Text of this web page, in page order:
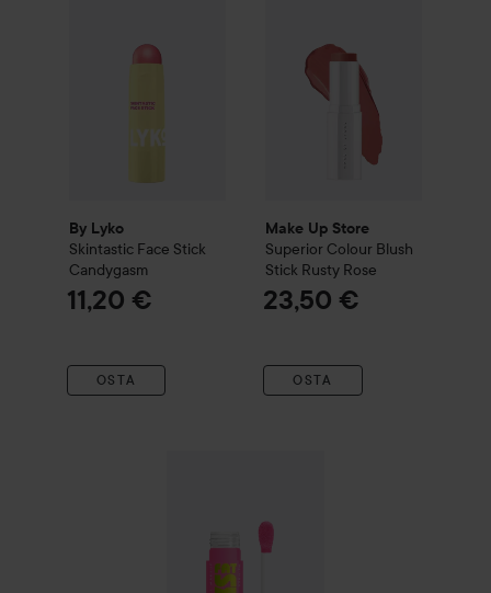
By Lyko
Skintastic Face Stick
Candygasm
11,20 €
OSTA
Make Up Store
Superior Colour Blush
Stick Rusty Rose
23,50 €
OSTA